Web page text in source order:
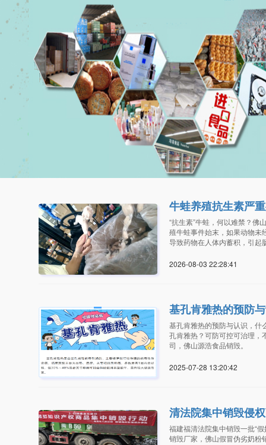
牛蛙养殖抗生素严
“抗生素”牛蛙，何以难禁？佛
殖牛蛙事件始末，如果动物未
导致药物在人体内蓄积，引起
2026-08-03
基孔肯雅热的预防
基孔肯雅热的预防与认识，什
孔肯雅热？可防可控可治理，
司，佛山源浩食品销毁。
2025-07-28 13:20:42
清法院集中销毁侵
福建福清法院集中销毁一批“
销毁厂家，佛山假冒伪劣奶粉